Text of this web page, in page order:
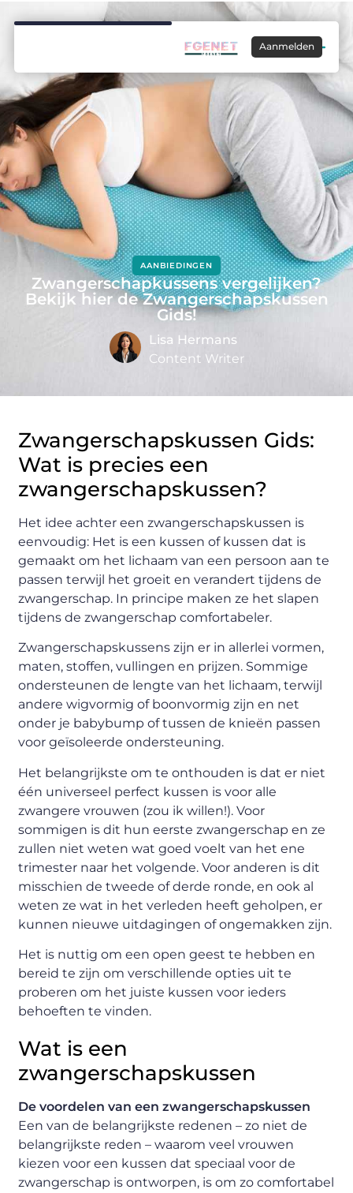
Aanmelden
AANBIEDINGEN
Zwangerschapkussens vergelijken?
Bekijk hier de Zwangerschapskussen
Gids!
Lisa Hermans
Content Writer
Zwangerschapskussen Gids:
Wat is precies een
zwangerschapskussen?
Het idee achter een zwangerschapskussen is
eenvoudig: Het is een kussen of kussen dat is
gemaakt om het lichaam van een persoon aan te
passen terwijl het groeit en verandert tijdens de
zwangerschap. In principe maken ze het slapen
tijdens de zwangerschap comfortabeler.
Zwangerschapskussens zijn er in allerlei vormen,
maten, stoffen, vullingen en prijzen. Sommige
ondersteunen de lengte van het lichaam, terwijl
andere wigvormig of boonvormig zijn en net
onder je babybump of tussen de knieën passen
voor geïsoleerde ondersteuning.
Het belangrijkste om te onthouden is dat er niet
één universeel perfect kussen is voor alle
zwangere vrouwen (zou ik willen!). Voor
sommigen is dit hun eerste zwangerschap en ze
zullen niet weten wat goed voelt van het ene
trimester naar het volgende. Voor anderen is dit
misschien de tweede of derde ronde, en ook al
weten ze wat in het verleden heeft geholpen, er
kunnen nieuwe uitdagingen of ongemakken zijn.
Het is nuttig om een open geest te hebben en
bereid te zijn om verschillende opties uit te
proberen om het juiste kussen voor ieders
behoeften te vinden.
Wat is een
zwangerschapskussen
De voordelen van een zwangerschapskussen
Een van de belangrijkste redenen – zo niet de
belangrijkste reden – waarom veel vrouwen
kiezen voor een kussen dat speciaal voor de
zwangerschap is ontworpen, is om zo comfortabel